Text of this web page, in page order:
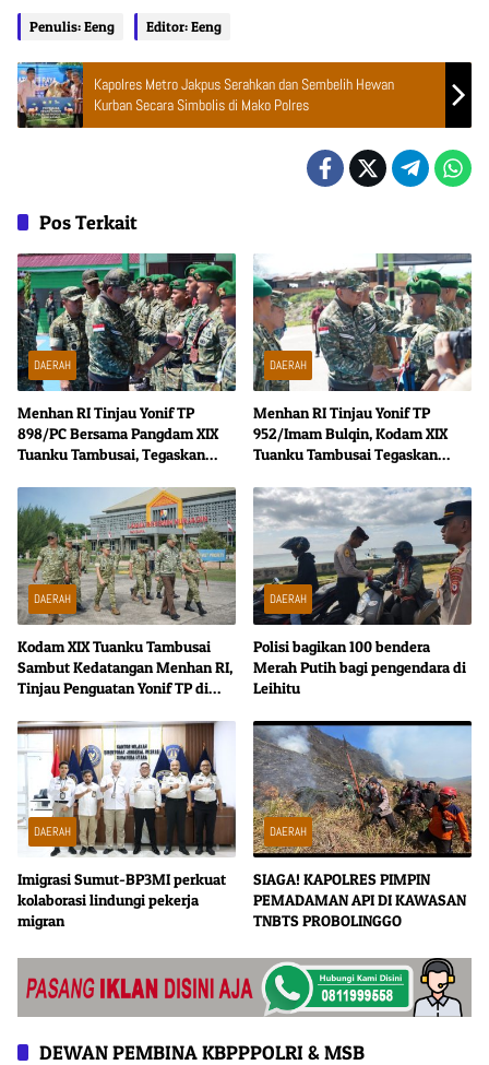
Penulis: Eeng Editor: Eeng
Kapolres Metro Jakpus Serahkan dan Sembelih Hewan
Kurban Secara Simbolis di Mako Polres
Pos Terkait
DAERAH
Menhan RI Tinjau Yonif TP
898/PC Bersama Pangdam XIX
Tuanku Tambusai, Tegaskan
DAERAH
Menhan RI Tinjau Yonif TP
952/Imam Bulqin, Kodam XIX
Tuanku Tambusai Tegaskan
DAERAH
Kodam XIX Tuanku Tambusai
Sambut Kedatangan Menhan RI,
Tinjau Penguatan Yonif TP di
DAERAH
Polisi bagikan 100 bendera
Merah Putih bagi pengendara di
Leihitu
DAERAH
Imigrasi Sumut-BP3MI perkuat
kolaborasi lindungi pekerja
migran
DAERAH
SIAGA! KAPOLRES PIMPIN
PEMADAMAN API DI KAWASAN
TNBTS PROBOLINGGO
DEWAN PEMBINA KBPPPOLRI & MSB